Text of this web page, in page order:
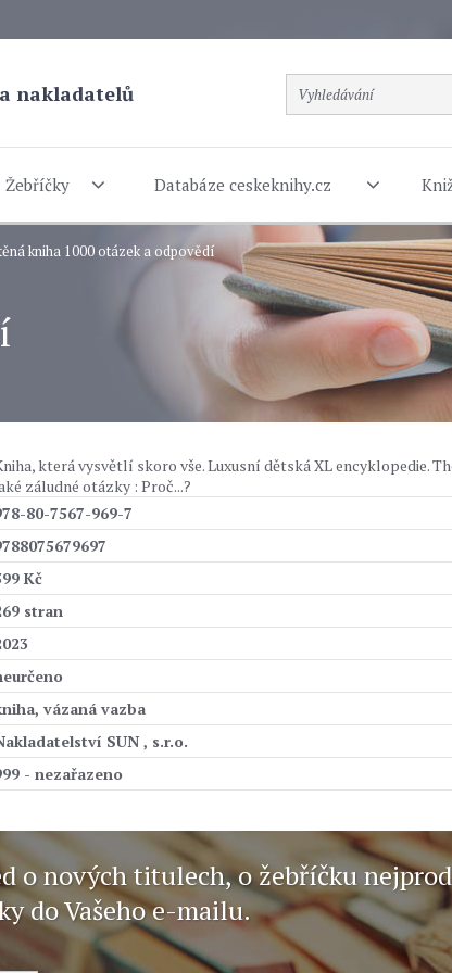
nakladatelů
Žebříčky Databáze ceskeknihy.cz
kniha 1000 otázek a odpovědí
která vysvětlí skoro vše. Luxusní dětská XL encyklopedie.
záludné otázky : Proč...?
80-7567-969-7
Kč
stran
vázaná vazba
SUN , s.r.o.
- nezařazeno
o nových titulech, o žebříčku
do Vašeho e-mailu.